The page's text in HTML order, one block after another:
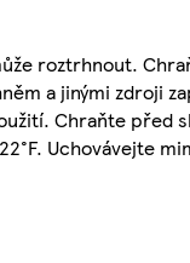
roztrhnout.
a jinými zdroji
Chraňte před
Uchovávejte